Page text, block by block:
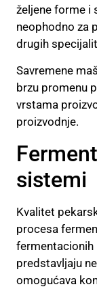
željene forme i
neophodno za
drugih
Savremene
brzu promenu
vrstama
proizvodnje.
sistemi
Kvalitet
procesa
fermentacionih
predstavljaju
omogućava